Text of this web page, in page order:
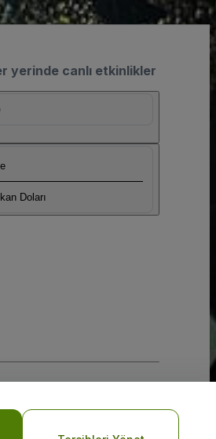
yerinde canlı etkinlikler
Doları